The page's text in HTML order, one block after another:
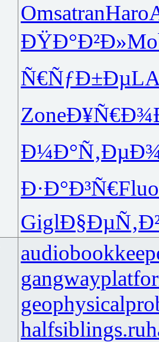
OmsatranHaro
ÐŸÐ°Ð²Ð»
Ñ€ÑƒÐ±Ðµ
Zone
Ð¼Ð°Ñ‚Ðµ
Ð·Ð°Ð³Ñ€Fluo
Gigl
halfsiblings.ru